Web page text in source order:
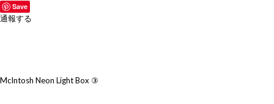
Save
通報する
McIntosh Neon Light Box ③